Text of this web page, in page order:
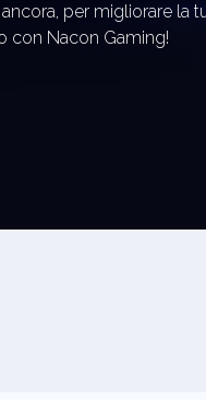
per migliorare la
con Nacon Gaming!